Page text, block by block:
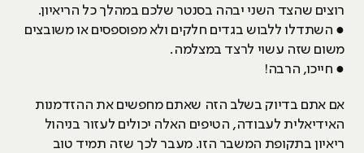
רוצים שהצד השני יבהה בסנטר שלכם במהלך כל הריאיון.
● השתדלו ללבוש בגדים חלקים ולא מפוספסים או משובצים
משום שזה עשוי לרצד במצלמה.
● חייכו, הרבה!
אם אתם בדיוק בשלב הזה שאתם מחפשים את ההזדמנות
האידיאלית לעבודה, הטיפים האלה יכולים לעזור בניהול
ריאיון בתקופת המשבר הזו. מעבר לכך שזה תמיד טוב